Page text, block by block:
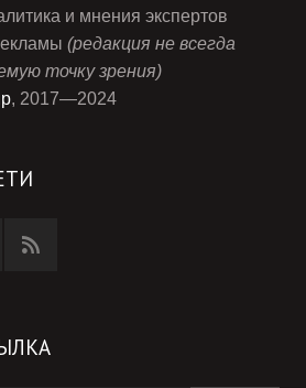
и мнения экспертов
(редакция не всегда
точку зрения)
, 2017—2024